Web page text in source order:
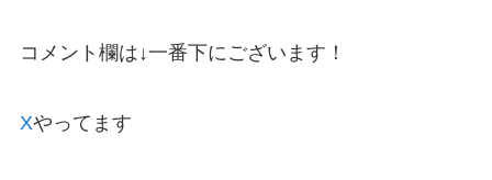
コメント欄は↓一番下にございます！
Xやってます